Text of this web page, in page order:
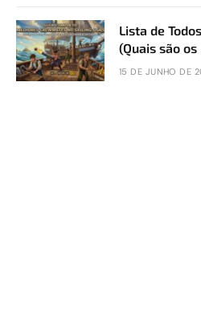
Lista de
(Quais são
15 DE JUNHO DE